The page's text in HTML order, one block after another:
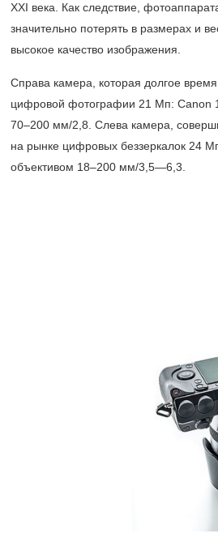
XXI века. Как следствие,
значительно потерять в размерах и
высокое качество изображения.
Справа камера, которая долгое
цифровой фотографии 21 Мп: Canon
70–200 мм/2,8. Слева камера,
на рынке цифровых беззеркалок 24
объективом 18–200 мм/3,5—6,3.